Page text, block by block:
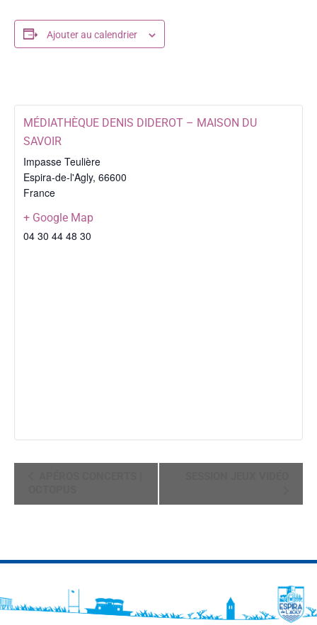
Ajouter au calendrier
MÉDIATHÈQUE DENIS DIDEROT – MAISON DU
SAVOIR
Impasse Teulière
Espira-de-l'Agly, 66600
France
+ Google Map
04 30 44 48 30